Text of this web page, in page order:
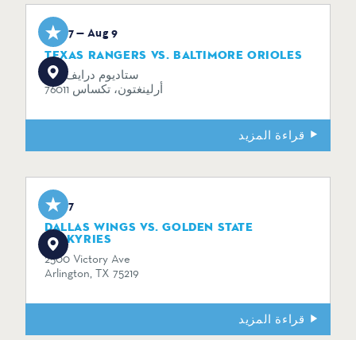
Aug 7 — Aug 9
TEXAS RANGERS VS. BALTIMORE ORIOLES
734 ستاديوم درايف
أرلينغتون، تكساس 76011
قراءة المزيد
Aug 7
DALLAS WINGS VS. GOLDEN STATE
VALKYRIES
2500 Victory Ave
Arlington, TX 75219
قراءة المزيد